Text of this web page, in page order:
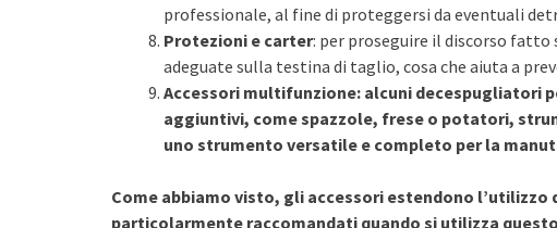
professionale, al fine di proteggersi da eventuali
Protezioni e carter: per proseguire il discorso
adeguate sulla testina di taglio, cosa che aiuta a
Accessori multifunzione: alcuni decespugliatori
aggiuntivi, come spazzole, frese o potatori,
uno strumento versatile e completo per la
Come abbiamo visto, gli accessori estendono l’utilizzo
particolarmente raccomandati quando si utilizza